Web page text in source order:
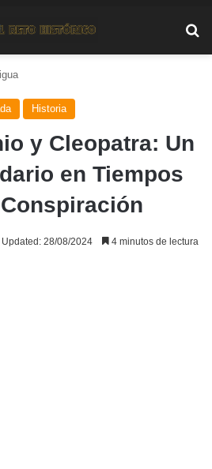
Historia
y Cleopatra: Un
en Tiempos
Updated: 28/08/2024 4 minutos de lectura